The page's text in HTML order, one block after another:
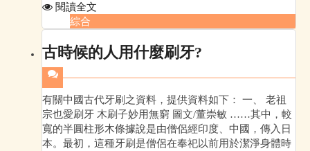
閱讀全文
綜合
古時候的人用什麼刷牙?
有關中國古代牙刷之資料，提供資料如下： 一、 老祖
宗也愛刷牙 木刷子妙用無窮 圖文/董崇敏 ……其中，較
寬的半圓柱形木條據說是由僧侶經印度、中國，傳入日
本。最初，這種牙刷是僧侶在奉祀以前用於潔淨身體時